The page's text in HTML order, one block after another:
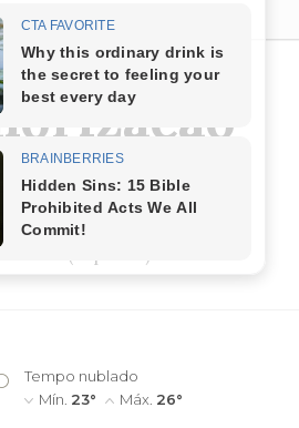
(Sepromi)
Tempo nublado
Mín. 23° Máx. 26°